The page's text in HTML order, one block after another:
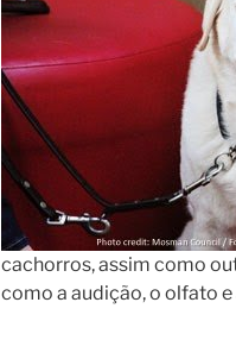
cachorros, assim como
como a audição, o olfato e